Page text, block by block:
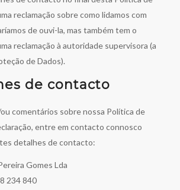
reclamação sobre como lidamos com
de ouvi-la, mas também tem o
reclamação à autoridade supervisora (a
de Dados).
de contacto
comentários sobre nossa Política de
entre em contacto connosco
detalhes de contacto:
Gomes Lda
234 840